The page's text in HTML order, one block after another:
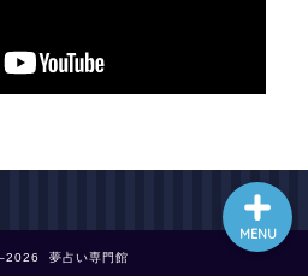
夢占い専門館
MENU
最新記事動画